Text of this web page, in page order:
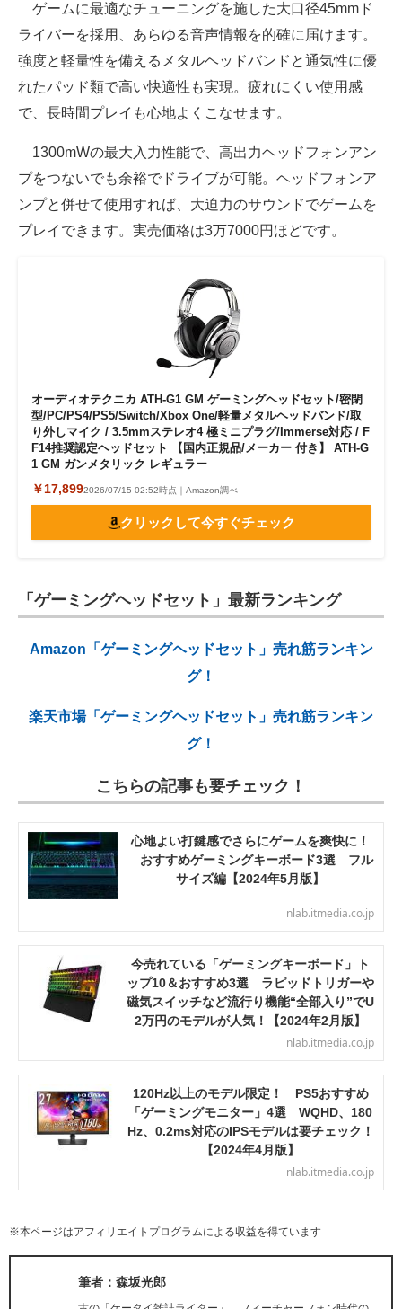
ゲームに最適なチューニングを施した大口径45mmド
ライバーを採用、あらゆる音声情報を的確に届けます。
強度と軽量性を備えるメタルヘッドバンドと通気性に優
れたパッド類で高い快適性も実現。疲れにくい使用感
で、長時間プレイも心地よくこなせます。
1300mWの最大入力性能で、高出力ヘッドフォンアン
プをつないでも余裕でドライブが可能。ヘッドフォンア
ンプと併せて使用すれば、大迫力のサウンドでゲームを
プレイできます。実売価格は3万7000円ほどです。
オーディオテクニカ ATH-G1 GM ゲーミングヘッドセット/密閉
型/PC/PS4/PS5/Switch/Xbox One/軽量メタルヘッドバンド/取
り外しマイク / 3.5mmステレオ4 極ミニプラグ/Immerse対応 / F
F14推奨認定ヘッドセット 【国内正規品/メーカー 付き】 ATH-G
1 GM ガンメタリック ‎レギュラー
￥17,8992026/07/15 02:52時点｜Amazon調べ
クリックして今すぐチェック
「ゲーミングヘッドセット」最新ランキング
Amazon「ゲーミングヘッドセット」売れ筋ランキン
グ！
楽天市場「ゲーミングヘッドセット」売れ筋ランキン
グ！
こちらの記事も要チェック！
心地よい打鍵感でさらにゲームを爽快に！
おすすめゲーミングキーボード3選 フル
サイズ編【2024年5月版】
nlab.itmedia.co.jp
今売れている「ゲーミングキーボード」ト
ップ10＆おすすめ3選 ラピッドトリガーや
磁気スイッチなど流行り機能“全部入り”でU
2万円のモデルが人気！【2024年2月版】
nlab.itmedia.co.jp
120Hz以上のモデル限定！ PS5おすすめ
「ゲーミングモニター」4選 WQHD、180
Hz、0.2ms対応のIPSモデルは要チェック！
【2024年4月版】
nlab.itmedia.co.jp
※本ページはアフィリエイトプログラムによる収益を得ています
筆者：森坂光郎